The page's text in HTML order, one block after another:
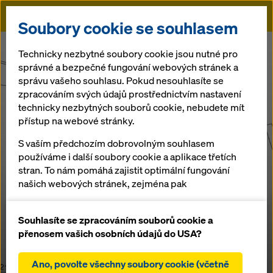
Doka
CNC fréza
Soubory cookie se souhlasem
Technicky nezbytné soubory cookie jsou nutné pro
správné a bezpečné fungování webových stránek a
správu vašeho souhlasu. Pokud nesouhlasíte se
zpracováním svých údajů prostřednictvím nastavení
technicky nezbytných souborů cookie, nebudete mít
přístup na webové stránky.
S vaším předchozím dobrovolným souhlasem
používáme i další soubory cookie a aplikace třetích
stran. To nám pomáhá zajistit optimální fungování
našich webových stránek, zejména pak
stránek (funkční a statistické soubory cookie),
usnadnění hladkého procesu nákupu při
statistické soubory cookie),
Souhlasíte se zpracováním souborů cookie a
přenosem vašich osobních údajů do USA?
Ano, povolte všechny soubory cookie (včetně